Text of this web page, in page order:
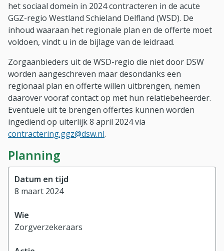
het sociaal domein in 2024 contracteren in de acute
GGZ-regio Westland Schieland Delfland (WSD). De
inhoud waaraan het regionale plan en de offerte moet
voldoen, vindt u in de bijlage van de leidraad.
Zorgaanbieders uit de WSD-regio die niet door DSW
worden aangeschreven maar desondanks een
regionaal plan en offerte willen uitbrengen, nemen
daarover vooraf contact op met hun relatiebeheerder.
Eventuele uit te brengen offertes kunnen worden
ingediend op uiterlijk 8 april 2024 via
contractering.ggz@dsw.nl.
Planning
Datum en tijd
8 maart 2024
Zorgverzekeraars